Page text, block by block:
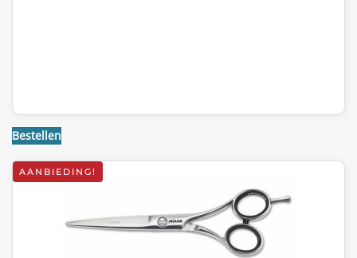
Bestellen
AANBIEDING!